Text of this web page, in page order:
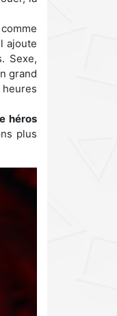
comme
ajoute
Sexe,
grand
héros
plus